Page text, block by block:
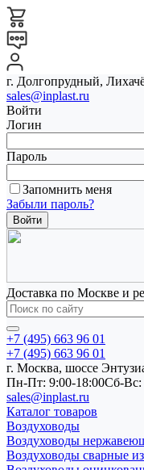
г. Долгопрудный,
sales@inplast.ru
Войти
Логин
Пароль
Запомнить меня
Забыли пароль?
Доставка по Москве и
+7 (495) 663 96 01
+7 (495) 663 96 01
г. Москва, шоссе
Пн-Пт: 9:00-18:00Cб-
sales@inplast.ru
Каталог товаров
Воздуховоды
Воздуховоды
Воздуховоды сварные